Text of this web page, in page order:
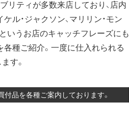
リティが多数来店しており、店内
ル・ジャクソン、マリリン・モン
いうお店のキャッチフレーズにも
種ご紹介。一度に仕入れられる
す。
品を各種ご案内しております。